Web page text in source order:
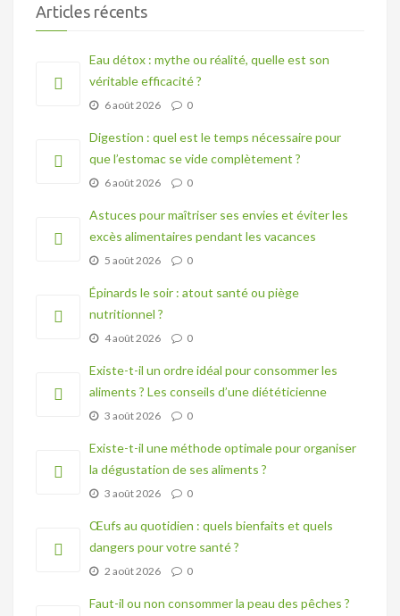
Articles récents
Eau détox : mythe ou réalité, quelle est son
véritable efficacité ?
6 août 2026 0
Digestion : quel est le temps nécessaire pour
que l’estomac se vide complètement ?
6 août 2026 0
Astuces pour maîtriser ses envies et éviter les
excès alimentaires pendant les vacances
5 août 2026 0
Épinards le soir : atout santé ou piège
nutritionnel ?
4 août 2026 0
Existe-t-il un ordre idéal pour consommer les
aliments ? Les conseils d’une diététicienne
3 août 2026 0
Existe-t-il une méthode optimale pour organiser
la dégustation de ses aliments ?
3 août 2026 0
Œufs au quotidien : quels bienfaits et quels
dangers pour votre santé ?
2 août 2026 0
Faut-il ou non consommer la peau des pêches ?